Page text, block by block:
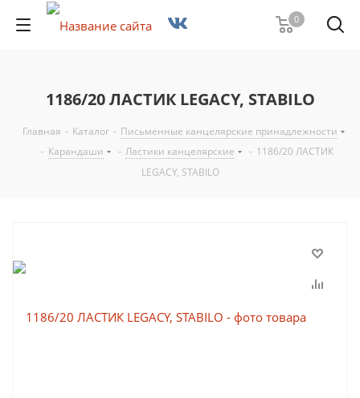
0
1186/20 ЛАСТИК LEGACY, STABILO
Главная - Каталог - Письменные канцелярские принадлежности
- Карандаши - Ластики канцелярские - 1186/20 ЛАСТИК
LEGACY, STABILO